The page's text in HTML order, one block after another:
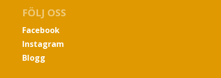
FÖLJ OSS
Facebook
Instagram
Blogg